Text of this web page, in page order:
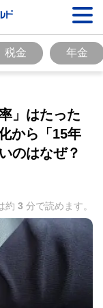
税金 年金
」はたった
から「15年
のはなぜ？
約 3 分で読めます。